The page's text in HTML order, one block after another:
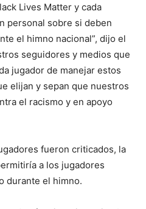
Lives Matter y cada
personal sobre si deben
el himno nacional”, dijo el
seguidores y medios que
jugador de manejar estos
elijan y sepan que nuestros
el racismo y en apoyo
fueron criticados, la
a los jugadores
durante el himno.